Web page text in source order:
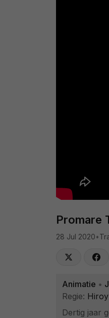
Promare
28 Jul 2020•
Animatie •
Regie:
Dertig jaar